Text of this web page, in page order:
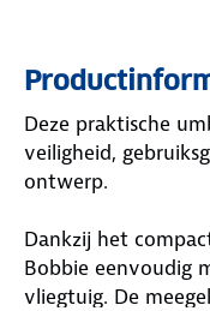
Deze praktische
veiligheid,
ontwerp.
Dankzij het
Bobbie eenvoudig
vliegtuig. De